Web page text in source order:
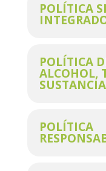
POLÍTICA
POLÍTICA
ALCOHOL,
POLÍTICA